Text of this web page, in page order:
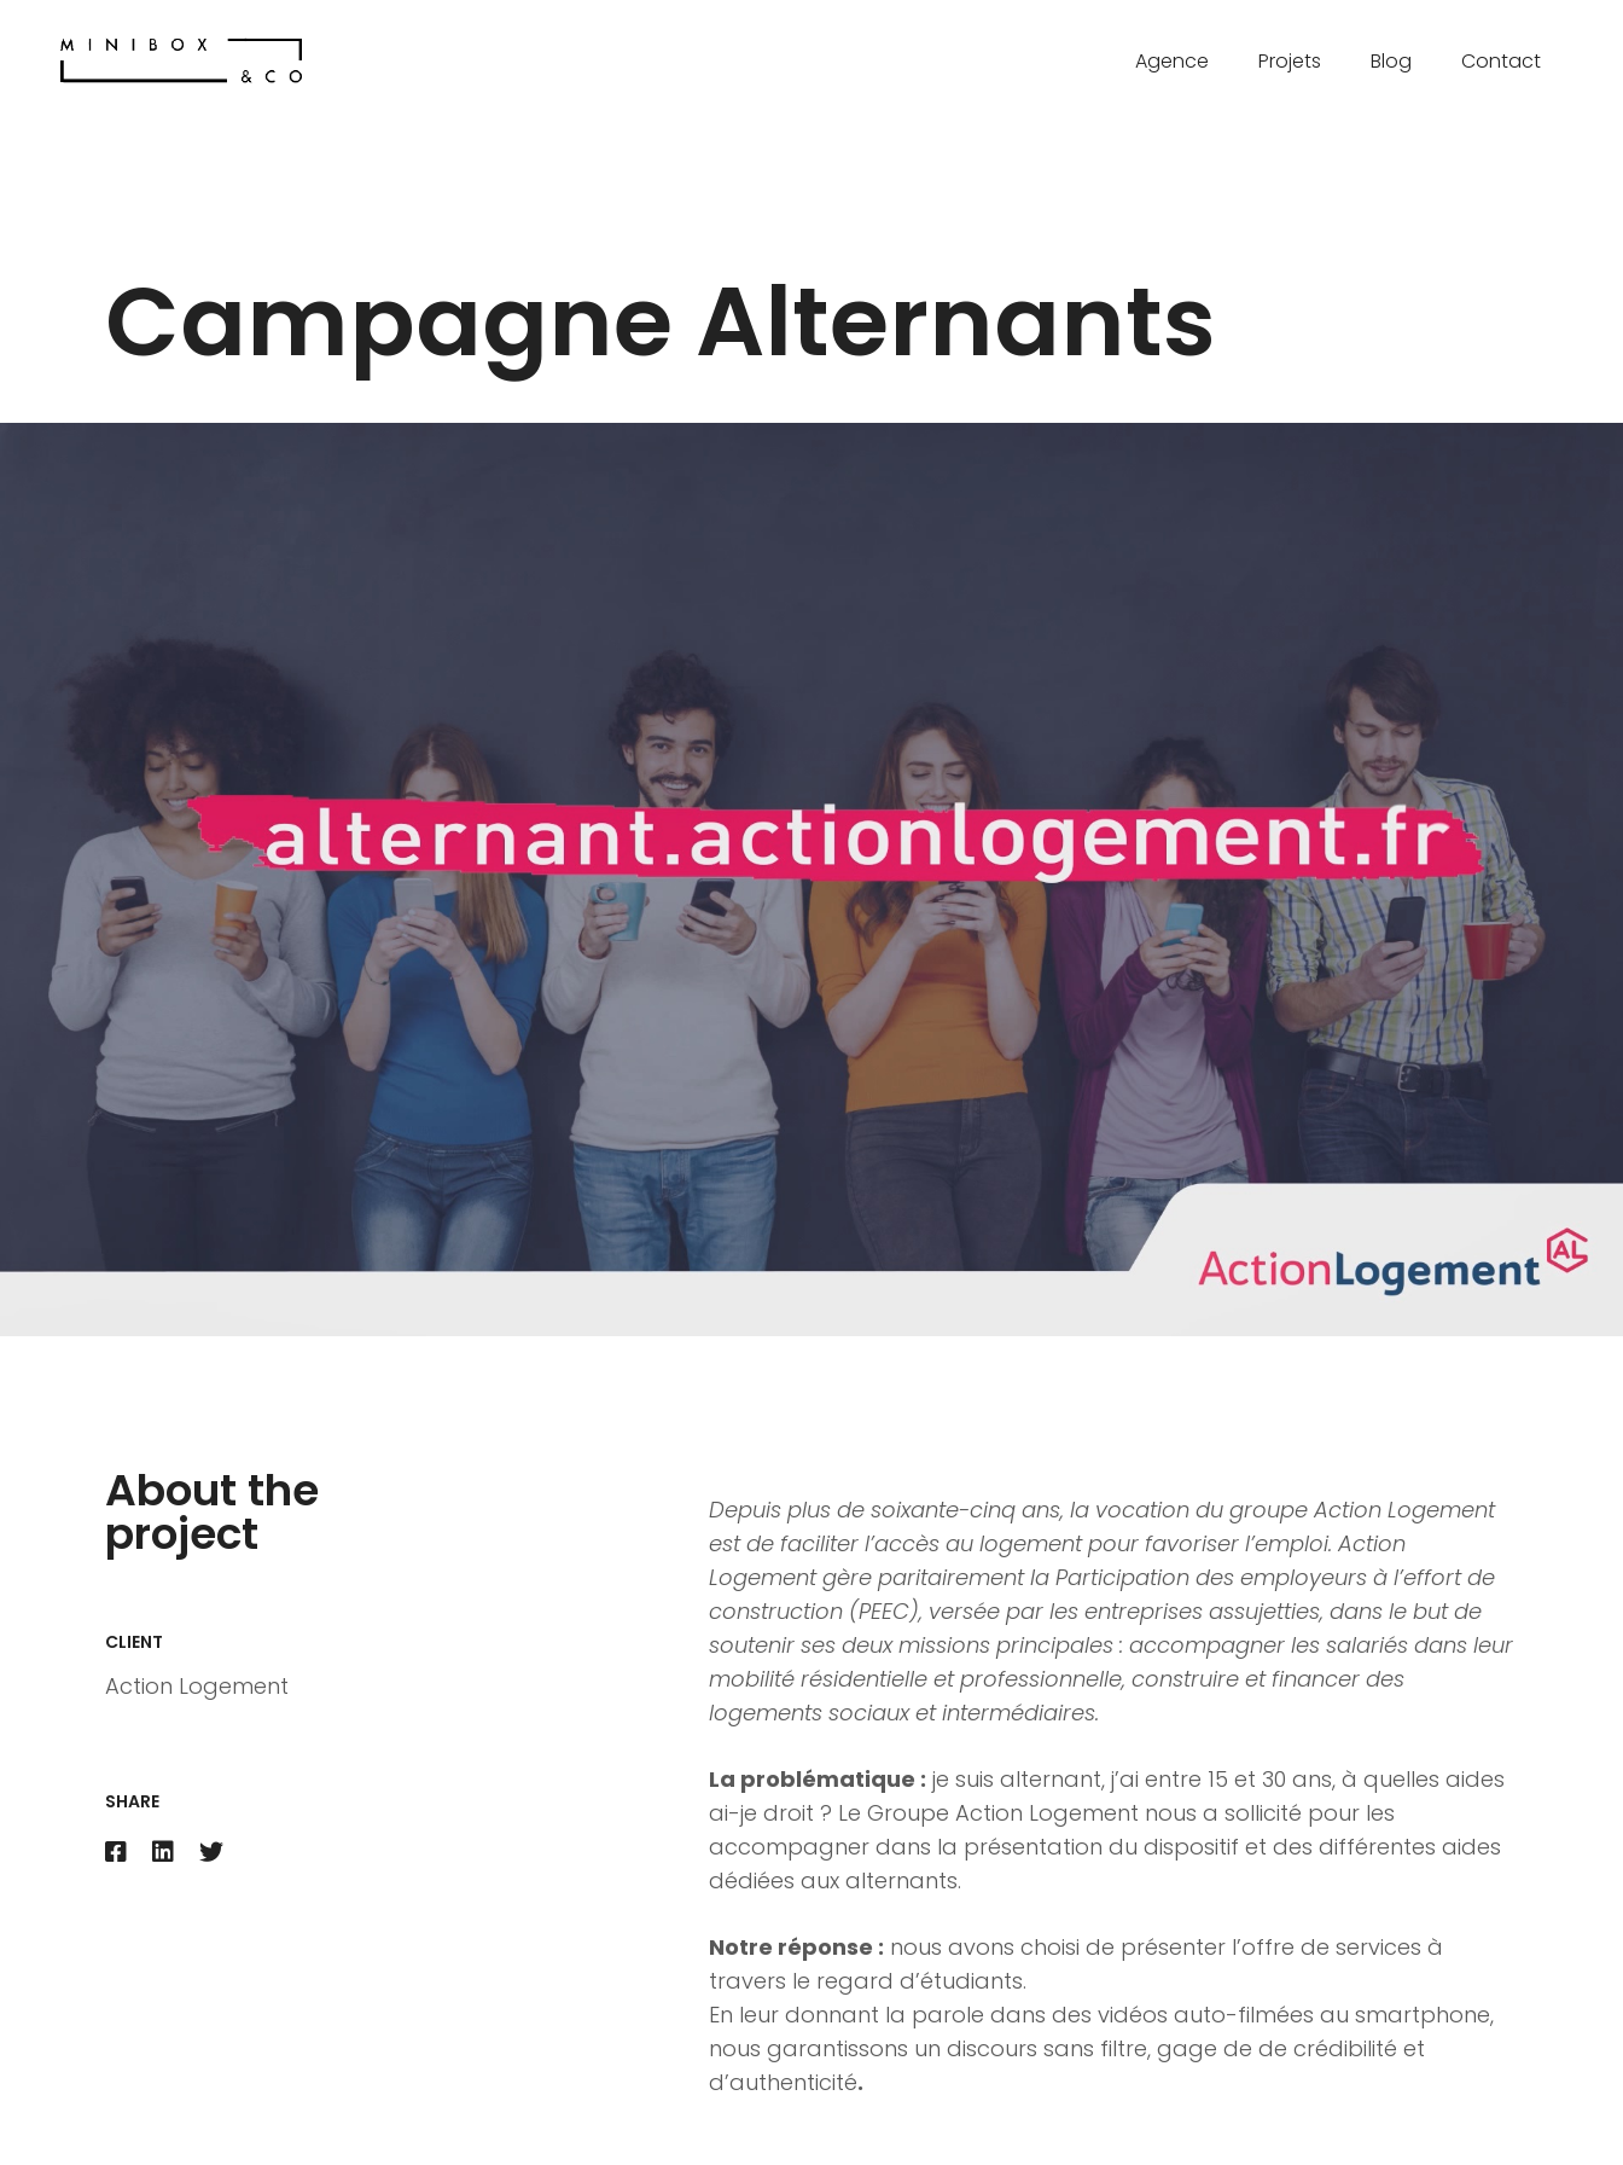
Agence Projets Blog Contact
Campagne Alternants
About the
project
CLIENT
Action Logement
SHARE
Depuis plus de soixante-cinq ans, la vocation du groupe Action Logement
est de faciliter l’accès au logement pour favoriser l’emploi. Action
Logement gère paritairement la Participation des employeurs à l’effort de
construction (PEEC), versée par les entreprises assujetties, dans le but de
soutenir ses deux missions principales : accompagner les salariés dans leur
mobilité résidentielle et professionnelle, construire et financer des
logements sociaux et intermédiaires.
La problématique : je suis alternant, j’ai entre 15 et 30 ans, à quelles aides
ai-je droit ? Le Groupe Action Logement nous a sollicité pour les
accompagner dans la présentation du dispositif et des différentes aides
dédiées aux alternants.
Notre réponse : nous avons choisi de présenter l’offre de services à
travers le regard d’étudiants.
En leur donnant la parole dans des vidéos auto-filmées au smartphone,
nous garantissons un discours sans filtre, gage de de crédibilité et
d’authenticité.